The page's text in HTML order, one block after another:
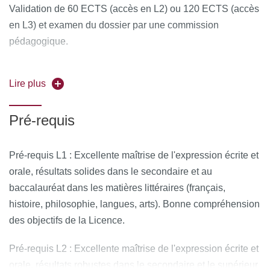
Validation de 60 ECTS (accès en L2) ou 120 ECTS (accès
en L3) et examen du dossier par une commission
pédagogique.
aucune inscription en régime cumulatif ou passerelle à
la Licence Arts du spectacle, en L1, L2 ou L3 ; le
dossiers et dans la limite des places disponibles, les
capacités d’accueil de cette Licence sélective étant très
réduites ; aucune CPGE ne dispose, à ce titre, d'un
traitement spécifique lors de l'examen des dossiers par la
commission pédagogique.
Dossier examiné par une commission pédagogique.
Lire plus
Pré-requis
Pré-requis L1 : Excellente maîtrise de l'expression écrite et
orale, résultats solides dans le secondaire et au
baccalauréat dans les matières littéraires (français,
histoire, philosophie, langues, arts). Bonne compréhension
des objectifs de la Licence.
Pré-requis L2 : Excellente maîtrise de l'expression écrite et
orale, résultats robustes dans le secondaire et le supérieur